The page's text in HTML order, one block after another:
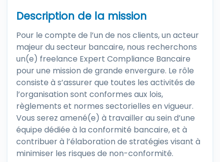
Description de la mission
Pour le compte de l’un de nos clients, un acteur
majeur du secteur bancaire, nous recherchons
un(e) freelance Expert Compliance Bancaire
pour une mission de grande envergure. Le rôle
consiste à s’assurer que toutes les activités de
l’organisation sont conformes aux lois,
règlements et normes sectorielles en vigueur.
Vous serez amené(e) à travailler au sein d’une
équipe dédiée à la conformité bancaire, et à
contribuer à l’élaboration de stratégies visant à
minimiser les risques de non-conformité.